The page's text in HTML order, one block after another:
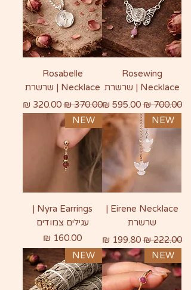
Rosewing
Necklace | שרשרת
מחיר רגיל‏700.00 ‏₪ מחיר מבצע‏595.00 ‏₪
Rosabelle
Necklace | שרשרת
מחיר רגיל‏370.00 ‏₪ מחיר מבצע‏320.00 ‏₪
NEW
Eirene Necklace |
שרשרת
מחיר רגיל‏222.00 ‏₪ מחיר מבצע‏199.80 ‏₪
NEW
Nyra Earrings |
עגילים צמודים
מחיר
NEW
NEW